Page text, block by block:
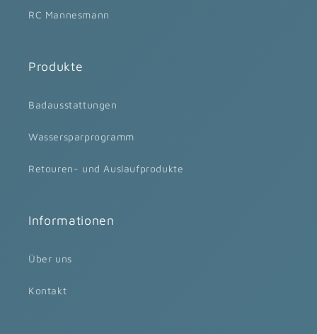
RC Mannesmann
Produkte
Badausstattungen
Wassersparprogramm
Retouren- und Auslaufprodukte
Informationen
Über uns
Kontakt